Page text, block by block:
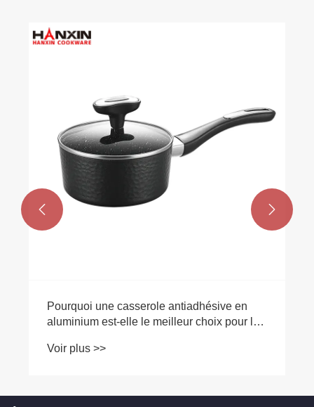
Pourquoi une casserole antiadhésive en
aluminium est-elle le meilleur choix pour la
Voir plus >>
 